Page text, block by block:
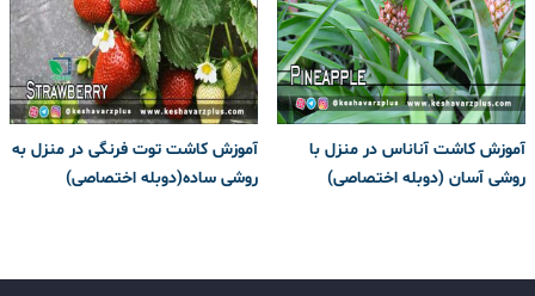
آموزش کاشت آناناس در منزل با
روشی آسان (دوبله اختصاصی)
آموزش کاشت توت فرنگی در منزل به
روشی ساده(دوبله اختصاصی)